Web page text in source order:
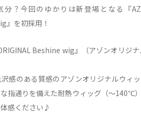
分？今回のゆかりは新登場となる『
』を初採用！
Beshine wig』（アゾンオリジ
感のある質感のアゾンオリジナルウィ
指通りを備えた耐熱ウィッグ（～140℃
感ください♪